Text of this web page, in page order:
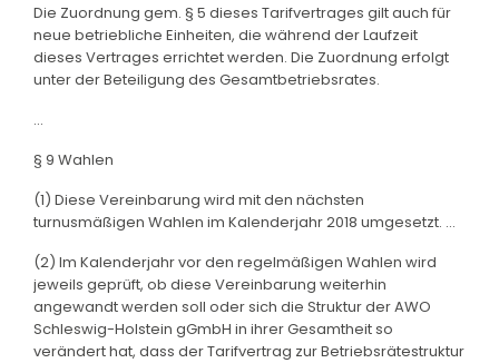
Die Zuordnung gem. § 5 dieses Tarifvertrages gilt auch für
neue betriebliche Einheiten, die während der Laufzeit
dieses Vertrages errichtet werden. Die Zuordnung erfolgt
unter der Beteiligung des Gesamtbetriebsrates.
...
§ 9 Wahlen
(1) Diese Vereinbarung wird mit den nächsten
turnusmäßigen Wahlen im Kalenderjahr 2018 umgesetzt. ...
(2) Im Kalenderjahr vor den regelmäßigen Wahlen wird
jeweils geprüft, ob diese Vereinbarung weiterhin
angewandt werden soll oder sich die Struktur der AWO
Schleswig-Holstein gGmbH in ihrer Gesamtheit so
verändert hat, dass der Tarifvertrag zur Betriebsrätestruktur